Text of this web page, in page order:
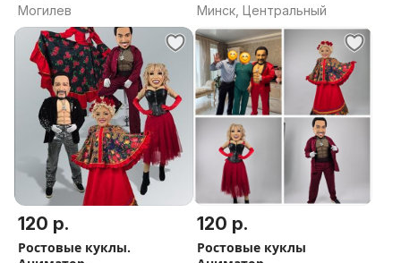
ростовые куклы
Могилев
праздник шоу
Минск, Центральный
120 р.
Ростовые куклы.
120 р.
Ростовые куклы